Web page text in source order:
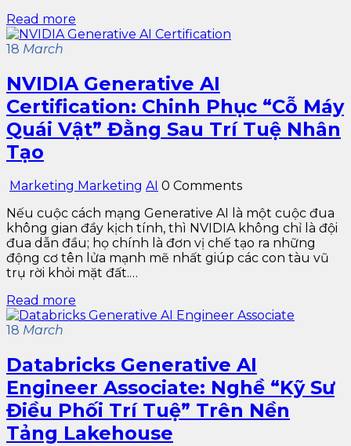
Read more
18 March
NVIDIA Generative AI
Certification: Chinh Phục “Cỗ Máy
Quái Vật” Đằng Sau Trí Tuệ Nhân
Tạo
Marketing Marketing AI 0 Comments
Nếu cuộc cách mạng Generative AI là một cuộc đua
không gian đầy kịch tính, thì NVIDIA không chỉ là đội
đua dẫn đầu; họ chính là đơn vị chế tạo ra những
động cơ tên lửa mạnh mẽ nhất giúp các con tàu vũ
trụ rời khỏi mặt đất.…
Read more
18 March
Databricks Generative AI
Engineer Associate: Nghề “Kỹ Sư
Điều Phối Trí Tuệ” Trên Nền
Tảng Lakehouse